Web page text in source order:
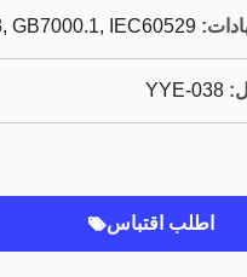
GB7000.1, IEC60529,
YYE-038
اطلب اقتباس